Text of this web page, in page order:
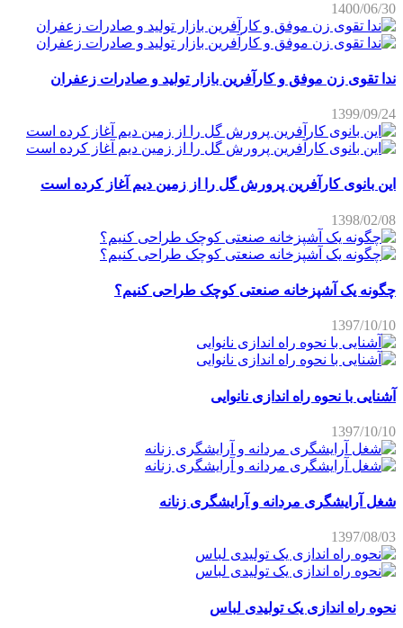
1400/06/30
ندا تقوی زن موفق و کارآفرین بازار تولید و صادرات زعفران
1399/09/24
این بانوی کارآفرین پرورش گل را از زمین دیم آغاز کرده است
1398/02/08
چگونه یک آشپزخانه صنعتی کوچک طراحی کنیم؟
1397/10/10
آشنایی با نحوه راه اندازی نانوایی
1397/10/10
شغل آرایشگری مردانه و آرایشگری زنانه
1397/08/03
نحوه راه اندازی یک تولیدی لباس